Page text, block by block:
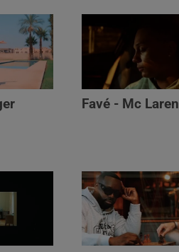
Favé - Mc Laren